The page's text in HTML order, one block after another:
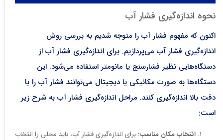
نحوه اندازه‌گیری فشار آب
اکنون که مفهوم فشار آب را متوجه شدیم به بررسی روش
اندازه‌گیری فشار آب می‌پردازیم. برای اندازه‌گیری فشار آب از
دستگاه‌هایی نظیر فشارسنج یا مانومتر استفاده می‌شود. این
دستگاه‌ها به صورت مکانیکی یا دیجیتال می‌توانند فشار آب را با
دقت بالا اندازه‌گیری کنند. مراحل اندازه‌گیری فشار آب به شرح زیر
است:
انتخاب مکان مناسب: برای اندازه‌گیری فشار آب، باید محلی را انتخاب